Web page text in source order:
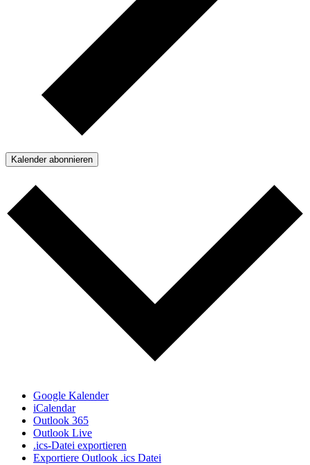
Kalender abonnieren
Google Kalender
iCalendar
Outlook 365
Outlook Live
.ics-Datei exportieren
Exportiere Outlook .ics Datei